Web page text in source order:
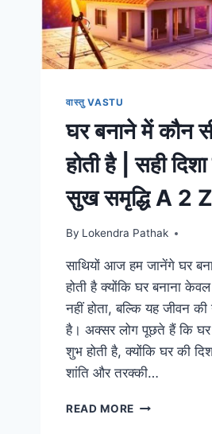
BHAV
MYSTERY
वास्तु VASTU
घर बनाने में कौन
होती है | सही
सुख समृद्धि A 2
By Lokendra Pathak
साथियों आज हम जानेंगे घर
होती है क्योंकि घर बनाना
नहीं होता, बल्कि यह जीवन
है। अक्सर लोग पूछते हैं कि घर
शुभ होती है, क्योंकि घर की
शांति और तरक्की…
READ MORE घर